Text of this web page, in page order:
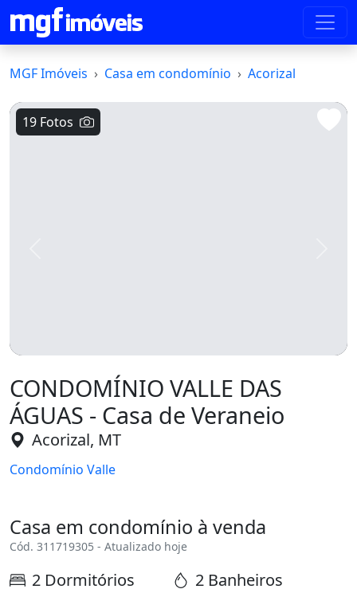
MGF Imóveis Casa em condomínio Acorizal
19 Fotos
CONDOMÍNIO VALLE DAS
Acorizal, MT
Condomínio Valle